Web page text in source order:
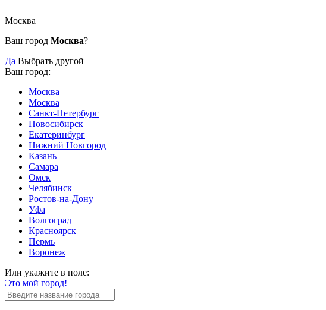
Москва
Ваш город Москва?
Да Выбрать другой
Ваш город:
Москва
Москва
Санкт-Петербург
Новосибирск
Екатеринбург
Нижний Новгород
Казань
Самара
Омск
Челябинск
Ростов-на-Дону
Уфа
Волгоград
Красноярск
Пермь
Воронеж
Или укажите в поле:
Это мой город!